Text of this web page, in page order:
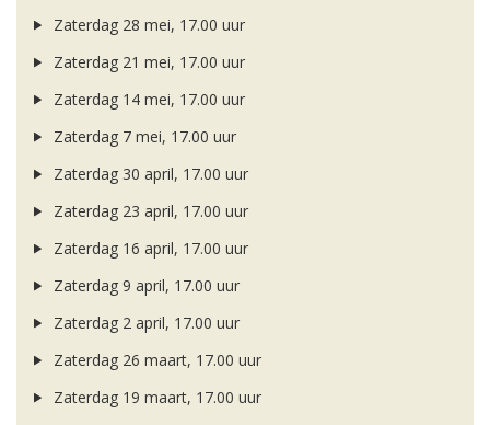
Zaterdag 28 mei, 17.00 uur
Zaterdag 21 mei, 17.00 uur
Zaterdag 14 mei, 17.00 uur
Zaterdag 7 mei, 17.00 uur
Zaterdag 30 april, 17.00 uur
Zaterdag 23 april, 17.00 uur
Zaterdag 16 april, 17.00 uur
Zaterdag 9 april, 17.00 uur
Zaterdag 2 april, 17.00 uur
Zaterdag 26 maart, 17.00 uur
Zaterdag 19 maart, 17.00 uur